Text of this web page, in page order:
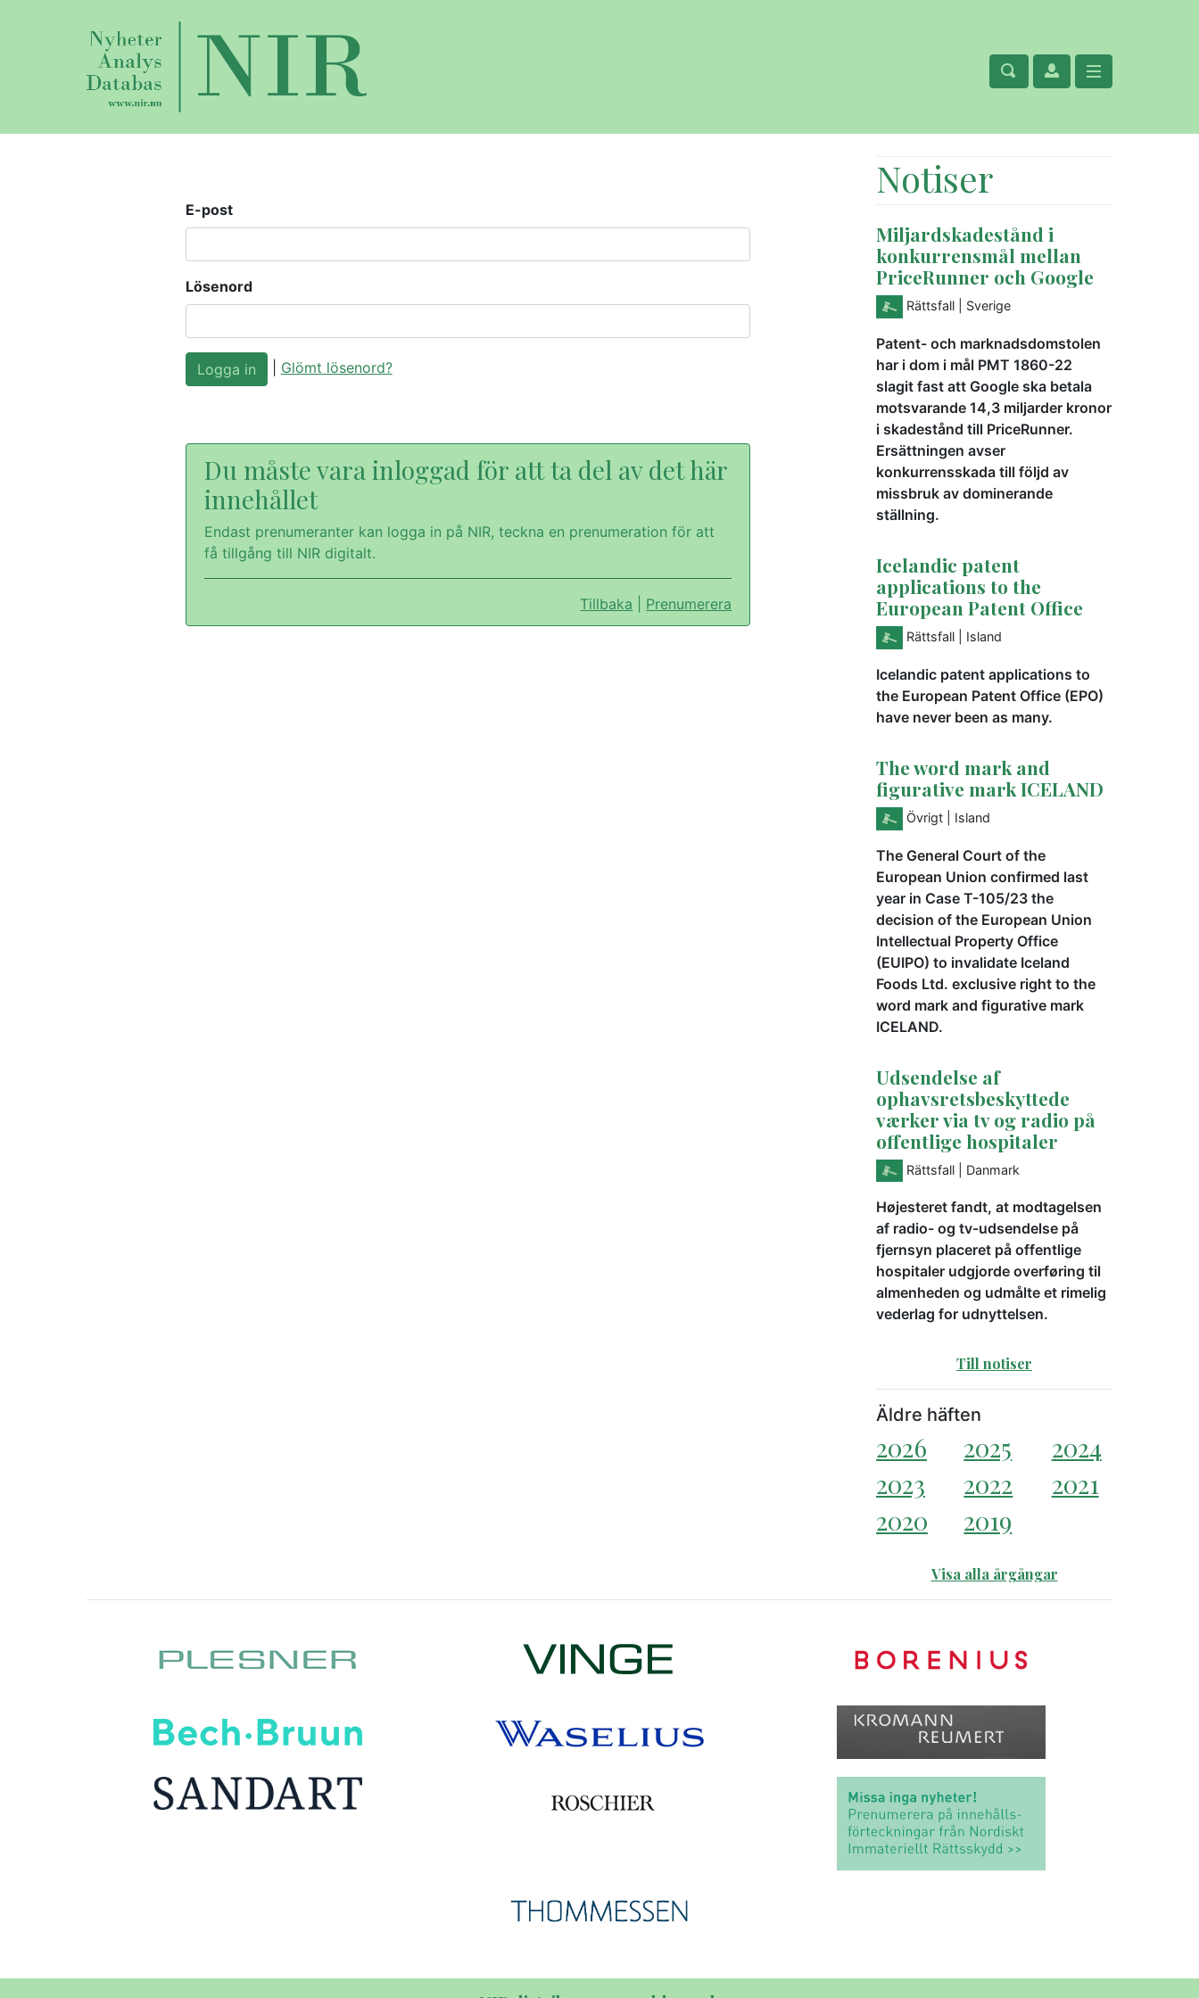
E-post
Lösenord
Glömt lösenord?
Du måste vara inloggad för att ta del av det här
innehållet
Endast prenumeranter kan logga in på NIR, teckna en prenumeration för att
få tillgång till NIR digitalt.
Tillbaka Prenumerera
Notiser
Miljardskadestånd i
konkurrensmål mellan
PriceRunner och Google
Rättsfall | Sverige
Patent- och marknadsdomstolen
har i dom i mål PMT 1860-22
slagit fast att Google ska betala
motsvarande 14,3 miljarder kronor
i skadestånd till PriceRunner.
Ersättningen avser
konkurrensskada till följd av
missbruk av dominerande
ställning.
Icelandic patent
applications to the
European Patent Office
Rättsfall | Island
Icelandic patent applications to
the European Patent Office (EPO)
have never been as many.
The word mark and
figurative mark ICELAND
Övrigt | Island
The General Court of the
European Union confirmed last
year in Case T-105/23 the
decision of the European Union
Intellectual Property Office
(EUIPO) to invalidate Iceland
Foods Ltd. exclusive right to the
word mark and figurative mark
ICELAND.
Udsendelse af
ophavsretsbeskyttede
værker via tv og radio på
offentlige hospitaler
Rättsfall | Danmark
Højesteret fandt, at modtagelsen
af radio- og tv-udsendelse på
fjernsyn placeret på offentlige
hospitaler udgjorde overføring til
almenheden og udmålte et rimelig
vederlag for udnyttelsen.
Till notiser
Äldre häften
2026 2025
2024
2023
2022
2021
2020
2019
Visa alla årgångar